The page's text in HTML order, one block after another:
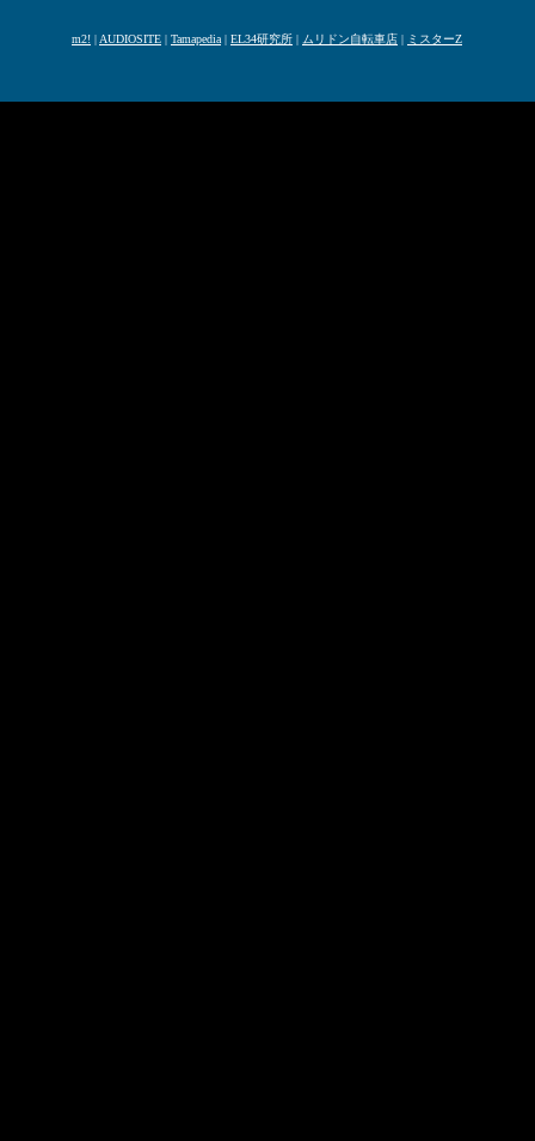
m2! | AUDIOSITE | Tamapedia | EL34研究所 | ムリドン自転車店 | ミスターZ